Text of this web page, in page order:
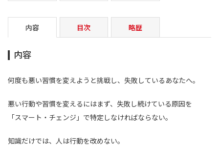
内容 目次 略歴
内容
何度も悪い習慣を変えようと挑戦し、失敗しているあなたへ。
悪い行動や習慣を変えるにはまず、失敗し続けている原因を
「スマート・チェンジ」で特定しなければならない。
知識だけでは、人は行動を改めない。